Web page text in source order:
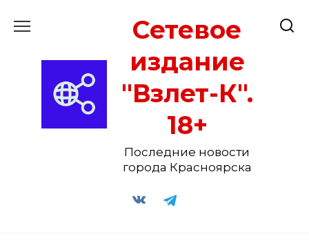
Сетевое
издание
"Взлет-К".
18+
Последние новости
города Красноярска